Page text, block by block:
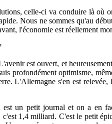
celle-ci va conduire là où
Nous ne sommes qu'au
l'économie est réellement
est ouvert, et
profondément optimisme,
L'Allemagne s'en est
un petit journal et on a en
1,4 milliard. C'est le petit